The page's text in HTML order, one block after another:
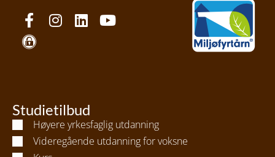
Studietilbud
Høyere yrkesfaglig utdanning
Videregående utdanning for voksne